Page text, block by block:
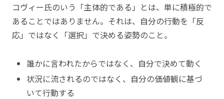
コヴィー氏のいう「主体的である」とは、単に積極的で
あることではありません。それは、自分の行動を「反
応」ではなく「選択」で決める姿勢のこと。
誰かに言われたからではなく、自分で決めて動く
状況に流されるのではなく、自分の価値観に基づ
いて行動する